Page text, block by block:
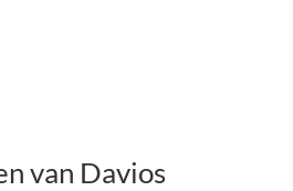
van Davios